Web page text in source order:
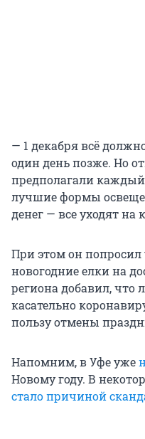
— 1 декабря всё
один день позже. Но
предполагали
лучшие формы
денег — все уходят на
При этом он попросил
новогодние елки на
региона добавил, что
касательно
пользу отмены
Напомним, в Уфе уже
Новому году. В
стало причиной